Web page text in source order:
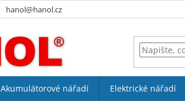
hanol@hanol.cz
Akumulátorové nářadí Elektrické nářadí